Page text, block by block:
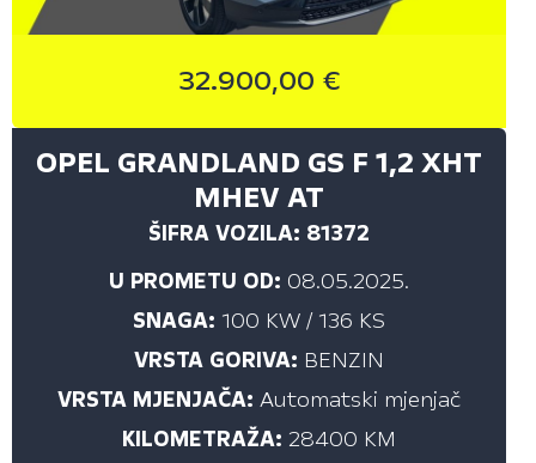
32.900,00 €
OPEL GRANDLAND GS F 1,2 XHT
MHEV AT
ŠIFRA VOZILA: 81372
U PROMETU OD: 08.05.2025.
SNAGA: 100 KW / 136 KS
VRSTA GORIVA: BENZIN
VRSTA MJENJAČA: Automatski mjenjač
KILOMETRAŽA: 28400 KM